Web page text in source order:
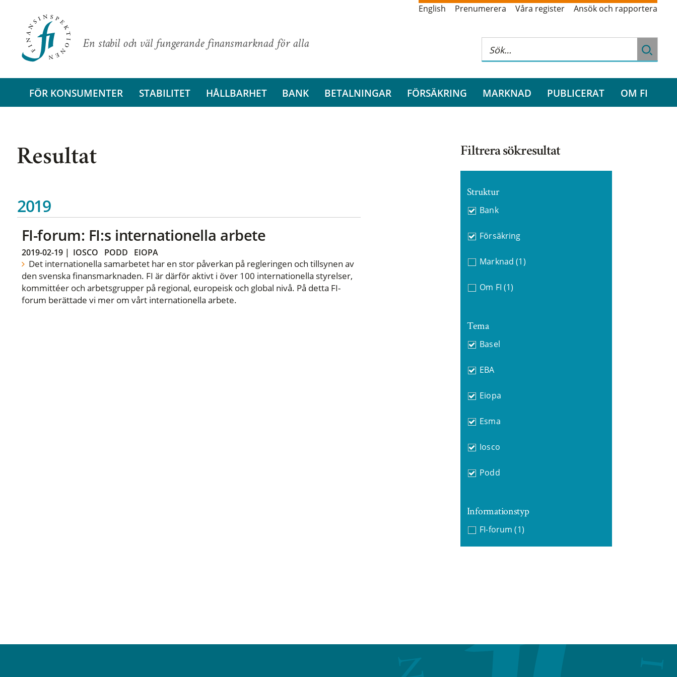
En stabil och väl fungerande finansmarknad för alla
English Prenumerera Våra register Ansök och rapportera
FÖR KONSUMENTER STABILITET HÅLLBARHET BANK BETALNINGAR FÖRSÄKRING MARKNAD PUBLICERAT OM FI
Resultat
2019
FI-forum: FI:s internationella arbete
2019-02-19| IOSCO PODD EIOPA
Det internationella samarbetet har en stor påverkan på regleringen och tillsynen av
den svenska finansmarknaden. FI är därför aktivt i över 100 internationella styrelser,
kommittéer och arbetsgrupper på regional, europeisk och global nivå. På detta FI-
forum berättade vi mer om vårt internationella arbete.
Filtrera sökresultat
Struktur
Bank
Försäkring
Marknad (1)
Om FI (1)
Tema
Basel
EBA
Eiopa
Esma
Iosco
Podd
Informationstyp
FI-forum (1)